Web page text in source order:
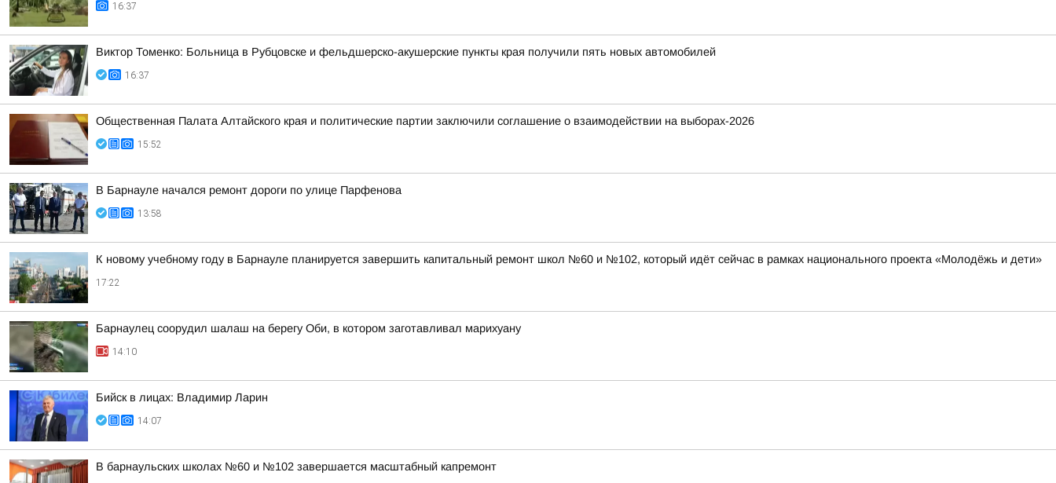
16:37
Виктор Томенко: Больница в Рубцовске и фельдшерско-акушерские пункты края получили пять новых автомобилей
16:37
Общественная Палата Алтайского края и политические партии заключили соглашение о взаимодействии на выборах-2026
15:52
В Барнауле начался ремонт дороги по улице Парфенова
13:58
К новому учебному году в Барнауле планируется завершить капитальный ремонт школ №60 и №102, который идёт сейчас в рамках национального проекта «Молодёжь и дети»
17:22
Барнаулец соорудил шалаш на берегу Оби, в котором заготавливал марихуану
14:10
Бийск в лицах: Владимир Ларин
14:07
В барнаульских школах №60 и №102 завершается масштабный капремонт